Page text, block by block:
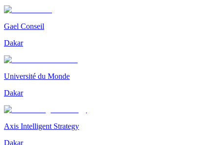
Gael Conseil
Dakar
Université du Monde
Dakar
Axis Intelligent Strategy
Dakar